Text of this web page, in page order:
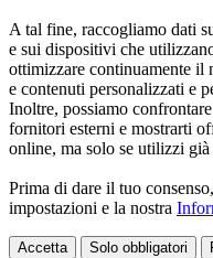
A tal fine, raccogliamo dati
e sui dispositivi che
ottimizzare continuamente il
e contenuti personalizzati e
Inoltre, possiamo
fornitori esterni e mostrarti
online, ma solo se utilizzi
Prima di dare il tuo
impostazioni e la nostra
Accetta Solo obbligatori